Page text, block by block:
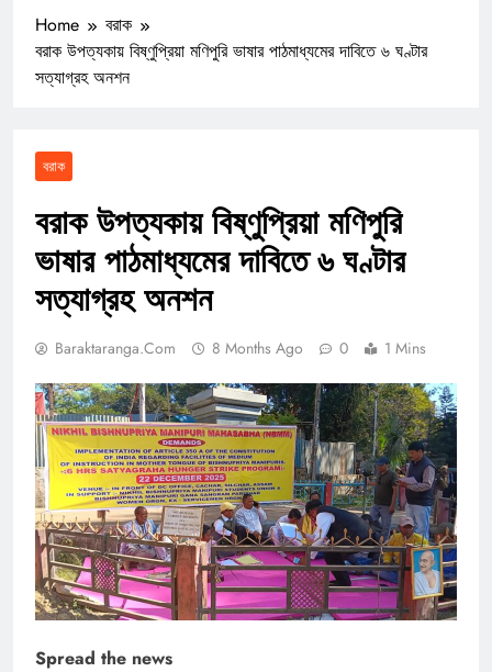
Home
বরাক
বরাক উপত্যকায় বিষ্ণুপ্রিয়া মণিপুরি ভাষার পাঠমাধ্যমের দাবিতে ৬ ঘণ্টার
সত্যাগ্রহ অনশন
বরাক
বরাক উপত্যকায় বিষ্ণুপ্রিয়া মণিপুরি
ভাষার পাঠমাধ্যমের দাবিতে ৬ ঘণ্টার
সত্যাগ্রহ অনশন
Baraktaranga.com 8 Months Ago 0 1 Mins
Spread the news